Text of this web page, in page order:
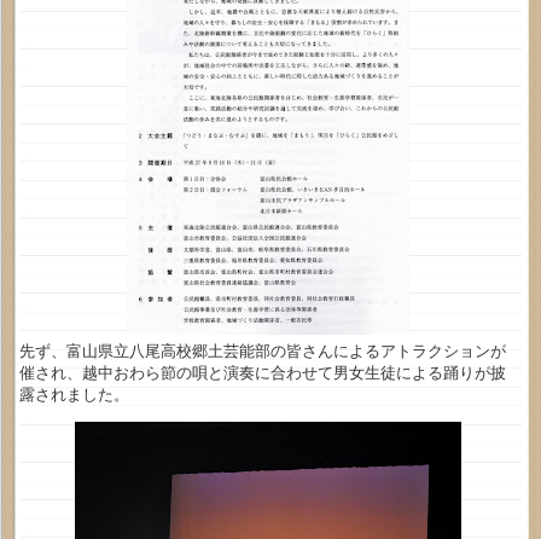
先ず、富山県立八尾高校郷土芸能部の皆さんによるアトラクションが
催され、越中おわら節の唄と演奏に合わせて男女生徒による踊りが披
露されました。